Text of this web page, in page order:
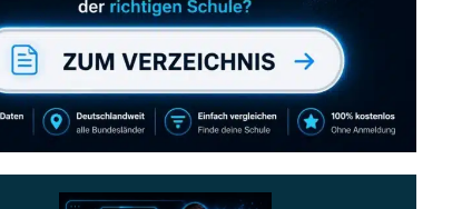
wenn dir unsere Videos gefallen!
ZUM YOUTUBE KANAL